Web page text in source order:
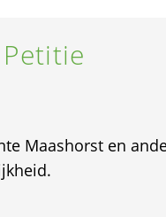
Petitie
Maashorst en